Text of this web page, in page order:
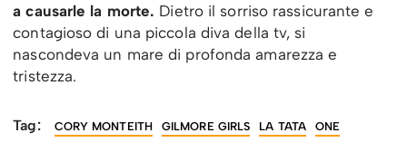
a causarle la morte. Dietro il sorriso rassicurante e
contagioso di una piccola diva della tv, si
nascondeva un mare di profonda amarezza e
tristezza.
Tag: CORY MONTEITH GILMORE GIRLS LA TATA ONE